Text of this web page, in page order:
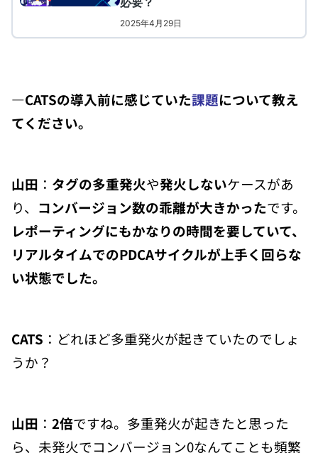
―CATSの導入前に感じていた課題について教え
てください。
山田 ： タグの多重発火や発火しないケースがあ
り、 コンバージョン数の乖離が大きかったです。
レポーティングにもかなりの時間を要していて、
リアルタイムでのPDCAサイクルが上手く回らな
い状態でした。
CATS ：どれほど多重発火が起きていたのでしょ
うか？
山田 ： 2倍ですね。多重発火が起きたと思った
ら、未発火でコンバージョン0なんてことも頻繁